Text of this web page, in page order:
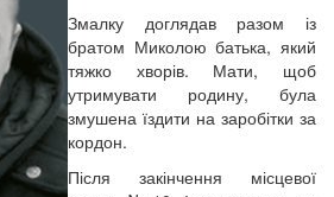
Змалку доглядав разом із
братом Миколою батька, який
тяжко хворів. Мати, щоб
утримувати родину, була
змушена їздити на заробітки за
кордон.
Після закінчення місцевої